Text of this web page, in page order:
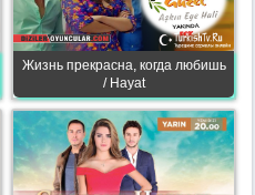
Жизнь прекрасна, когда любишь
/ Hayat